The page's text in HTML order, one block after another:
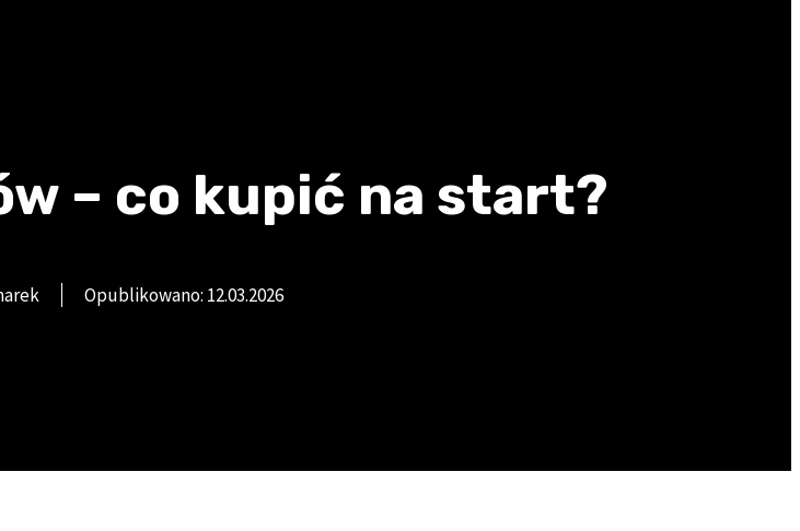
– co kupić na start?
Opublikowano: 12.03.2026